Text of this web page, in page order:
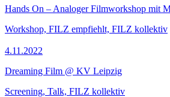
Hands On – Analoger Filmworkshop mit
Workshop, FILZ empfiehlt, FILZ kollektiv
4.11.2022
Dreaming Film @ KV Leipzig
Screening, Talk, FILZ kollektiv